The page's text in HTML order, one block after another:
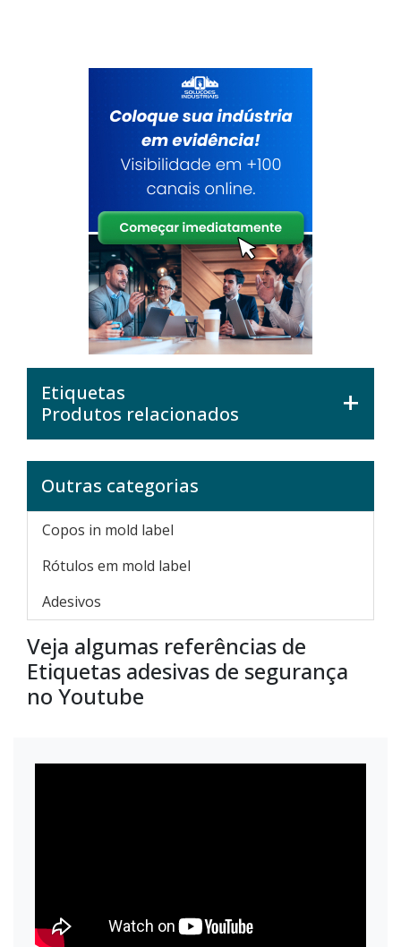
Etiquetas
Produtos relacionados
Outras categorias
Copos in mold label
Rótulos em mold label
Adesivos
Veja algumas referências de
Etiquetas adesivas de segurança
no Youtube